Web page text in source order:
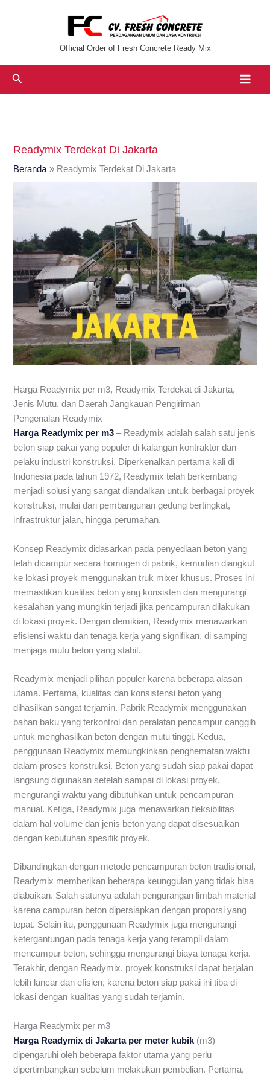
Official Order of Fresh Concrete Ready Mix
Cari
Readymix Terdekat Di Jakarta
Beranda Readymix Terdekat Di Jakarta
Harga Readymix per m3, Readymix Terdekat di Jakarta,
Jenis Mutu, dan Daerah Jangkauan Pengiriman
Pengenalan Readymix
Harga Readymix per m3 – Readymix adalah salah satu jenis
beton siap pakai yang populer di kalangan kontraktor dan
pelaku industri konstruksi. Diperkenalkan pertama kali di
Indonesia pada tahun 1972, Readymix telah berkembang
menjadi solusi yang sangat diandalkan untuk berbagai proyek
konstruksi, mulai dari pembangunan gedung bertingkat,
infrastruktur jalan, hingga perumahan.
Konsep Readymix didasarkan pada penyediaan beton yang
telah dicampur secara homogen di pabrik, kemudian diangkut
ke lokasi proyek menggunakan truk mixer khusus. Proses ini
memastikan kualitas beton yang konsisten dan mengurangi
kesalahan yang mungkin terjadi jika pencampuran dilakukan
di lokasi proyek. Dengan demikian, Readymix menawarkan
efisiensi waktu dan tenaga kerja yang signifikan, di samping
menjaga mutu beton yang stabil.
Readymix menjadi pilihan populer karena beberapa alasan
utama. Pertama, kualitas dan konsistensi beton yang
dihasilkan sangat terjamin. Pabrik Readymix menggunakan
bahan baku yang terkontrol dan peralatan pencampur canggih
untuk menghasilkan beton dengan mutu tinggi. Kedua,
penggunaan Readymix memungkinkan penghematan waktu
dalam proses konstruksi. Beton yang sudah siap pakai dapat
langsung digunakan setelah sampai di lokasi proyek,
mengurangi waktu yang dibutuhkan untuk pencampuran
manual. Ketiga, Readymix juga menawarkan fleksibilitas
dalam hal volume dan jenis beton yang dapat disesuaikan
dengan kebutuhan spesifik proyek.
Dibandingkan dengan metode pencampuran beton tradisional,
Readymix memberikan beberapa keunggulan yang tidak bisa
diabaikan. Salah satunya adalah pengurangan limbah material
karena campuran beton dipersiapkan dengan proporsi yang
tepat. Selain itu, penggunaan Readymix juga mengurangi
ketergantungan pada tenaga kerja yang terampil dalam
mencampur beton, sehingga mengurangi biaya tenaga kerja.
Terakhir, dengan Readymix, proyek konstruksi dapat berjalan
lebih lancar dan efisien, karena beton siap pakai ini tiba di
lokasi dengan kualitas yang sudah terjamin.
Harga Readymix per m3
Harga Readymix di Jakarta per meter kubik (m3)
dipengaruhi oleh beberapa faktor utama yang perlu
dipertimbangkan sebelum melakukan pembelian. Pertama,